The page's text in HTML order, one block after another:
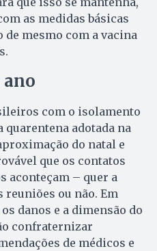
as medidas básicas
de mesmo com a vacina
ano
com o isolamento
adotada na
do natal e
que os contatos
aconteçam – quer a
reuniões ou não. Em
danos e a dimensão do
confraternizar
de médicos e